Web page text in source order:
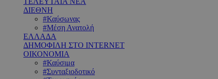
ΔΙΕΘΝΗ
#Καύσωνας
#Μέση Ανατολή
ΕΛΛΑΔΑ
ΔΗΜΟΦΙΛΗ ΣΤΟ INTERNET
ΟΙΚΟΝΟΜΙΑ
#Καύσιμα
#Συνταξιοδοτικό